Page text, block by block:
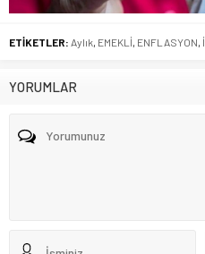
ETİKETLER: Aylık, EMEKLİ, ENFLASYON,
YORUMLAR